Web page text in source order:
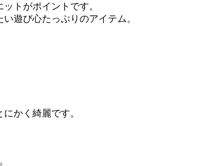
トがポイントです。
遊び心たっぷりのアイテム。
かく綺麗です。